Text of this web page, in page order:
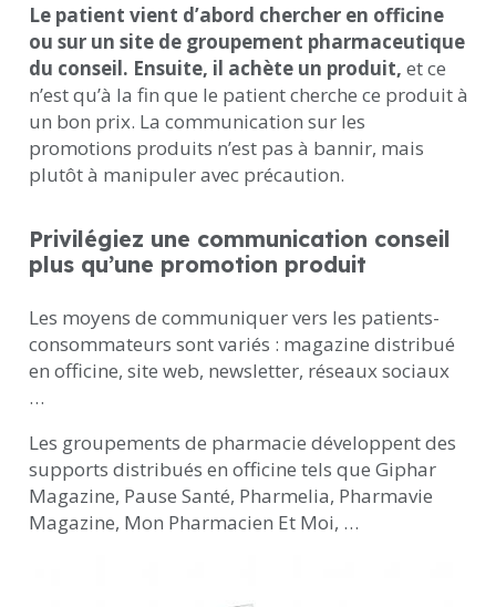
Le patient vient d’abord chercher en officine
ou sur un site de groupement pharmaceutique
du conseil. Ensuite, il achète un produit, et ce
n’est qu’à la fin que le patient cherche ce produit à
un bon prix. La communication sur les
promotions produits n’est pas à bannir, mais
plutôt à manipuler avec précaution.
Privilégiez une communication conseil
plus qu’une promotion produit
Les moyens de communiquer vers les patients-
consommateurs sont variés : magazine distribué
en officine, site web, newsletter, réseaux sociaux
…
Les groupements de pharmacie développent des
supports distribués en officine tels que Giphar
Magazine, Pause Santé, Pharmelia, Pharmavie
Magazine, Mon Pharmacien Et Moi, …